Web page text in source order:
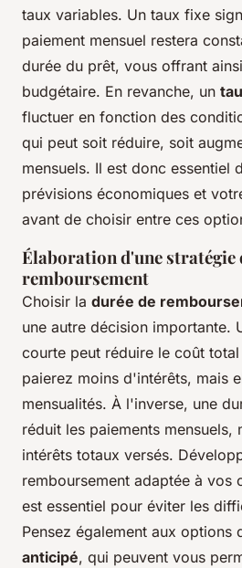
taux variables. Un taux fixe
paiement mensuel restera
durée du prêt, vous offrant
budgétaire. En revanche, un
fluctuer en fonction des
qui peut soit réduire, soit
mensuels. Il est donc essentiel
prévisions économiques et
avant de choisir entre ces
Élaboration d'une stratégie
remboursement
Choisir la durée de
une autre décision importante.
courte peut réduire le coût
paierez moins d'intérêts, mais
mensualités. À l'inverse, une
réduit les paiements mensuels,
intérêts totaux versés.
remboursement adaptée à vos
est essentiel pour éviter les
Pensez également aux options
anticipé, qui peuvent vous